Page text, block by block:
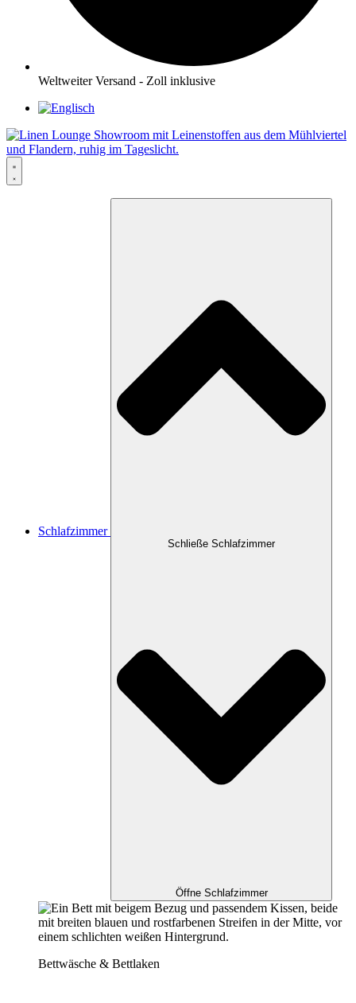
Weltweiter Versand - Zoll inklusive
Schlafzimmer
Schließe Schlafzimmer
Öffne Schlafzimmer
Bettwäsche & Bettlaken